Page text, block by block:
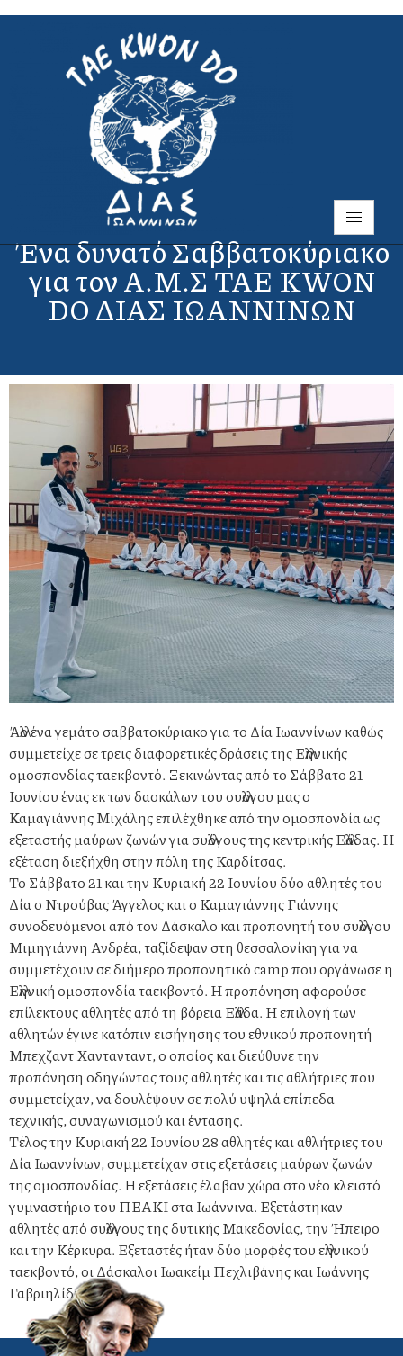
Ένα δυνατό Σαββατοκύριακο
για τον Α.Μ.Σ TAE KWON
DO ΔΙΑΣ ΙΩΑΝΝΙΝΩΝ
Άλλο ένα γεμάτο σαββατοκύριακο για το Δία Ιωαννίνων καθώς
συμμετείχε σε τρεις διαφορετικές δράσεις της Ελληνικής
ομοσπονδίας ταεκβοντό. Ξεκινώντας από το Σάββατο 21
Ιουνίου ένας εκ των δασκάλων του συλλόγου μας ο
Καμαγιάννης Μιχάλης επιλέχθηκε από την ομοσπονδία ως
εξεταστής μαύρων ζωνών για συλλόγους της κεντρικής Ελλάδας. Η
εξέταση διεξήχθη στην πόλη της Καρδίτσας.
Το Σάββατο 21 και την Κυριακή 22 Ιουνίου δύο αθλητές του
Δία ο Ντρούβας Άγγελος και ο Καμαγιάννης Γιάννης
συνοδευόμενοι από τον Δάσκαλο και προπονητή του συλλόγου
Μιμηγιάννη Ανδρέα, ταξίδεψαν στη θεσσαλονίκη για να
συμμετέχουν σε διήμερο προπονητικό camp που οργάνωσε η
Ελληνική ομοσπονδία ταεκβοντό. Η προπόνηση αφορούσε
επίλεκτους αθλητές από τη βόρεια Ελλάδα. Η επιλογή των
αθλητών έγινε κατόπιν εισήγησης του εθνικού προπονητή
Μπεχζαντ Χαντανταντ, ο οποίος και διεύθυνε την
προπόνηση οδηγώντας τους αθλητές και τις αθλήτριες που
συμμετείχαν, να δουλέψουν σε πολύ υψηλά επίπεδα
τεχνικής, συναγωνισμού και έντασης.
Τέλος την Κυριακή 22 Ιουνίου 28 αθλητές και αθλήτριες του
Δία Ιωαννίνων, συμμετείχαν στις εξετάσεις μαύρων ζωνών
της ομοσπονδίας. Η εξετάσεις έλαβαν χώρα στο νέο κλειστό
γυμναστήριο του ΠΕΑΚΙ στα Ιωάννινα. Εξετάστηκαν
αθλητές από συλλόγους της δυτικής Μακεδονίας, την Ήπειρο
και την Κέρκυρα. Εξεταστές ήταν δύο μορφές του ελληνικού
ταεκβοντό, οι Δάσκαλοι Ιωακείμ Πεχλιβάνης και Ιωάννης
Γαβριηλίδης.